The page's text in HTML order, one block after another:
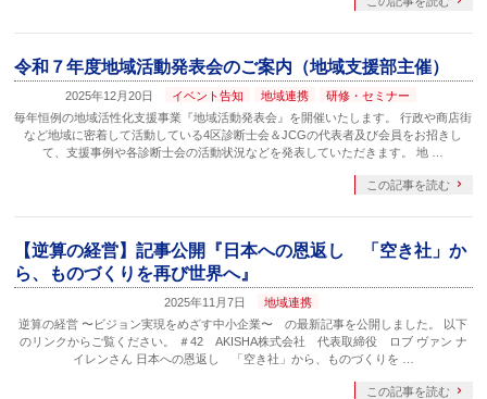
令和７年度地域活動発表会のご案内（地域支援部主催）
2025年12月20日 イベント告知 地域連携
研修・セミナー
毎年恒例の地域活性化支援事業『地域活動発表会』を開催いたします。 行政や商店街
など地域に密着して活動している4区診断士会＆JCGの代表者及び会員をお招きし
て、支援事例や各診断士会の活動状況などを発表していただきます。 地 …
この記事を読む
【逆算の経営】記事公開『日本への恩返し 「空き社」か
ら、ものづくりを再び世界へ』
2025年11月7日
地域連携
逆算の経営 〜ビジョン実現をめざす中小企業〜 の最新記事を公開しました。 以下
のリンクからご覧ください。 ＃42 AKISHA株式会社 代表取締役 ロブ ヴァン ナ
イレンさん 日本への恩返し 「空き社」から、ものづくりを …
この記事を読む